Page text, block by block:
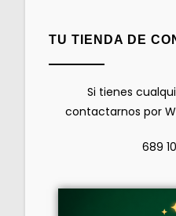
TU TIENDA DE
Si tienes
contactarnos por
689